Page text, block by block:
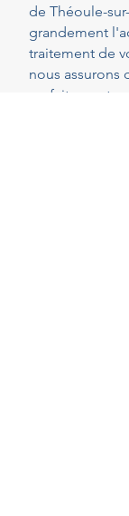
de Théoule-
grandement
traitement de
nous assurons
parfaitement